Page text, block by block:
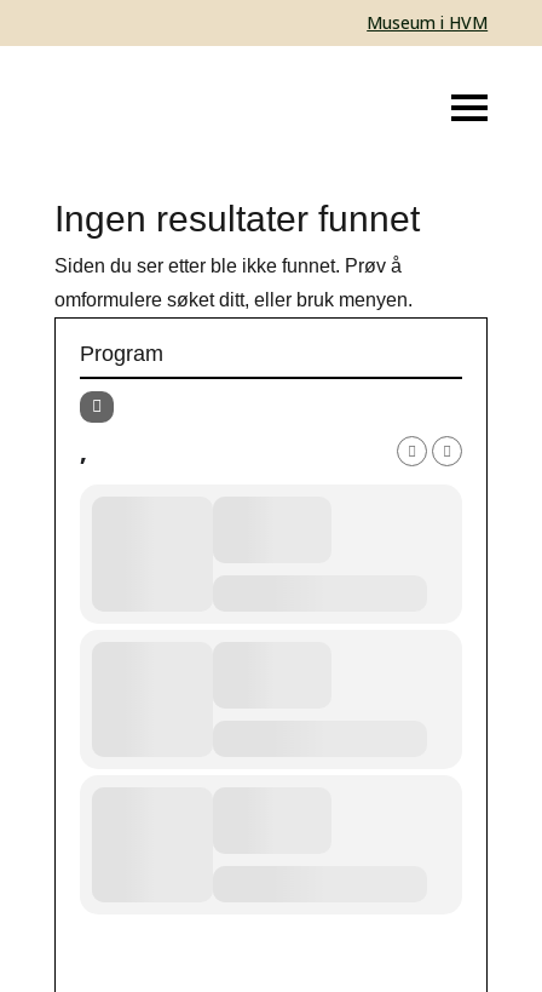
Museum i HVM
Ingen resultater funnet
Siden du ser etter ble ikke funnet. Prøv å
omformulere søket ditt, eller bruk menyen.
Program
,